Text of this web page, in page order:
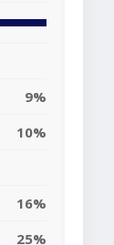
9%
10%
16%
25%